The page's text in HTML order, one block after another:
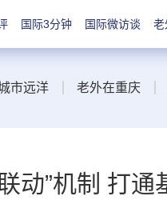
国际3分钟 国际微访谈 老
市远洋 老外在重庆
动”机制 打通